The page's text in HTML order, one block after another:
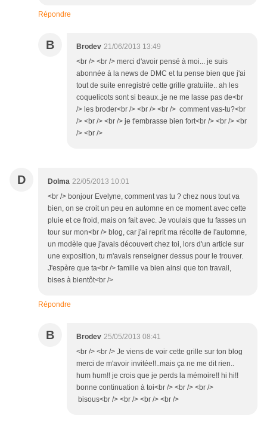
Répondre
B Brodev 21/06/2013 13:49
<br /> <br /> merci d'avoir pensé à moi... je suis
abonnée à la news de DMC et tu pense bien que j'ai
tout de suite enregistré cette grille gratuiite.. ah les
coquelicots sont si beaux..je ne me lasse pas de<br
/> les broder<br /> <br /> <br /> comment vas-tu?<br
/> <br /> <br /> je t'embrasse bien fort<br /> <br /> <br
/> <br />
D Dolma 22/05/2013 10:01
<br /> bonjour Evelyne, comment vas tu ? chez nous tout va
bien, on se croit un peu en automne en ce moment avec cette
pluie et ce froid, mais on fait avec. Je voulais que tu fasses un
tour sur mon<br /> blog, car j'ai reprit ma récolte de l'automne,
un modèle que j'avais découvert chez toi, lors d'un article sur
une exposition, tu m'avais renseigner dessus pour le trouver.
J'espère que ta<br /> famille va bien ainsi que ton travail,
bises à bientôt<br />
Répondre
B Brodev 25/05/2013 08:41
<br /> <br /> Je viens de voir cette grille sur ton blog
merci de m'avoir invitée!!..mais ça ne me dit rien..
hum hum!! je crois que je perds la mémoire!! hi hi!!
bonne continuation à toi<br /> <br /> <br />
bisous<br /> <br /> <br /> <br />